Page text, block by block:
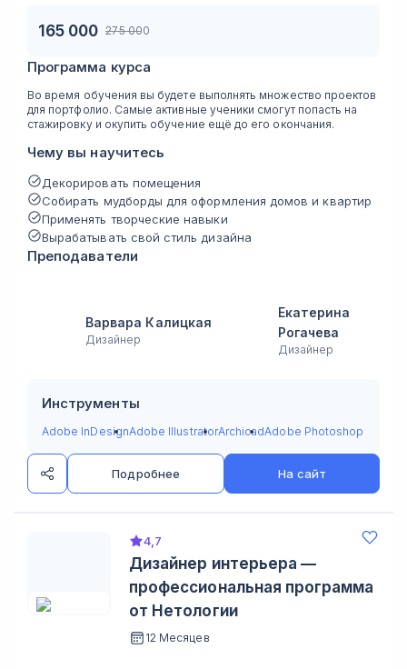
165 000 275 000
Программа курса
Во время обучения вы будете выполнять множество проектов
для портфолио. Самые активные ученики смогут попасть на
стажировку и окупить обучение ещё до его окончания.
Чему вы научитесь
Декорировать помещения
Собирать мудборды для оформления домов и квартир
Применять творческие навыки
Вырабатывать свой стиль дизайна
Преподаватели
Варвара Калицкая
Дизайнер
Екатерина
Рогачева
Дизайнер
Инструменты
Adobe InDesignAdobe IllustratorArchicadAdobe Photoshop
Подробнее На сайт
4,7
Дизайнер интерьера —
профессиональная программа
от Нетологии
12 Месяцев